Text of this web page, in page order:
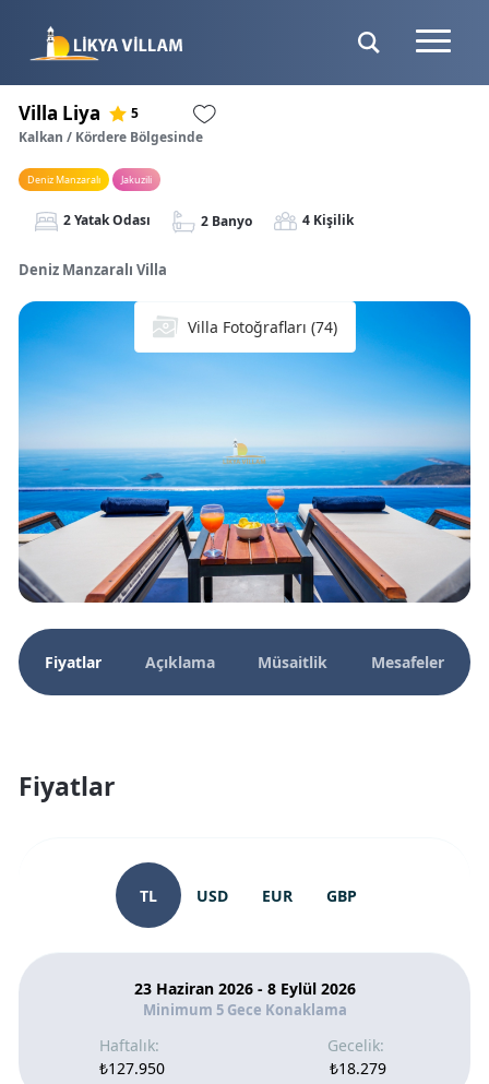
Villa Liya
5
Kalkan / Kördere Bölgesinde
Deniz Manzaralı Jakuzili
2 Yatak Odası 2 Banyo 4 Kişilik
Deniz Manzaralı Villa
Villa Fotoğrafları (74)
Fiyatlar Açıklama Müsaitlik Mesafeler
Fiyatlar
TL USD EUR GBP
23 Haziran 2026 - 8 Eylül 2026
Minimum 5 Gece Konaklama
₺127.950 ₺18.279